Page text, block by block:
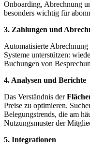
Onboarding, Abrechnung
besonders wichtig für
3. Zahlungen und
Automatisierte
Systeme unterstützen:
Buchungen von
4. Analysen und Berichte
Das Verständnis der
Preise zu optimieren.
Belegungstrends, die am
Nutzungsmuster der
5. Integrationen